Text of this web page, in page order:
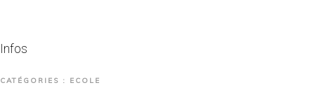
Infos
CATÉGORIES : ECOLE